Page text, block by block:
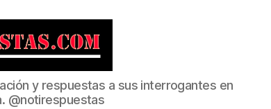
y respuestas a sus interrogantes en
@notirespuestas